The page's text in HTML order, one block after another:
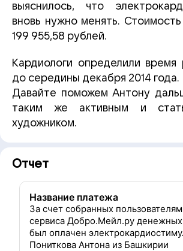
выяснилось, что
вновь нужно менять.
199 955,58 рублей.
Кардиологи определили
до середины декабря 2014 года.
Давайте поможем Антону
таким же активным и
художником.
Отчет
Название платежа
За счет собранных
сервиса Добро.Мейл.ру денежных
был оплачен
Пониткова Антона из Башкирии